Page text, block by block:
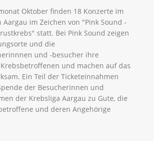
Oktober finden 18 Konzerte im
Aargau im Zeichen von "Pink Sound -
statt. Bei Pink Sound zeigen
und die
und -besucher ihre
und machen auf das
Ein Teil der Ticketeinnahmen
der Besucherinnen und
der Krebsliga Aargau zu Gute, die
und deren Angehörige